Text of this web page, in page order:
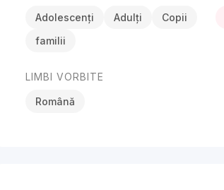
Adolescenți Adulți
Copii
familii
LIMBI VORBITE
Română